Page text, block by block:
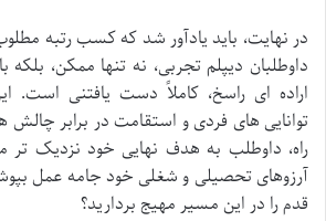
در نهایت، باید یادآور شد که کسب رتبه
داوطلبان دیپلم تجربی، نه تنها ممکن،
اراده ای راسخ، کاملاً دست یافتنی است.
توانایی های فردی و استقامت در برابر چالش
راه، داوطلب به هدف نهایی خود نزدیک تر
آرزوهای تحصیلی و شغلی خود جامه عمل
قدم را در این مسیر مهیج بردارید؟